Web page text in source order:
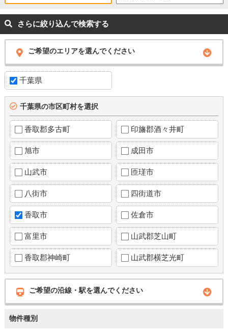
さらに絞り込んで検索する
ご希望のエリアを選んでください
千葉県
千葉県の市区町村を選択
香取郡多古町 印旛郡酒々井町
旭市 成田市
山武市 匝瑳市
八街市 四街道市
香取市 佐倉市
富里市 山武郡芝山町
香取郡神崎町 山武郡横芝光町
ご希望の沿線・駅を選んでください
物件種別